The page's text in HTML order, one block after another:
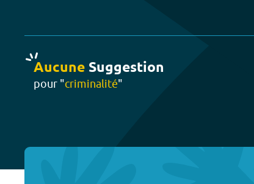
Aucune Suggestion
pour "criminalité"